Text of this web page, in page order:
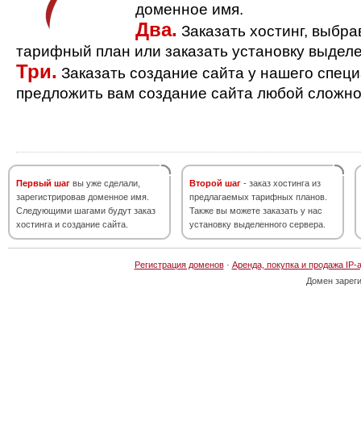
доменное имя.
Два. Заказать хостинг,
тарифный план или заказать установку
Три. Заказать создание сайта у нашего
предложить вам создание сайта любой
Первый шаг вы уже сделали,
зарегистрировав доменное имя.
Следующими шагами будут заказ
хостинга и создание сайта.
Второй шаг - заказ хостинга из
предлагаемых тарифных планов.
Также вы можете заказать у нас
установку выделенного сервера.
Регистрация доменов· Аренда, покупка и продажа IP-
Домен